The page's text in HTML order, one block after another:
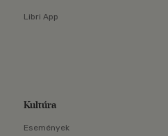
Libri App
Kultúra
Események